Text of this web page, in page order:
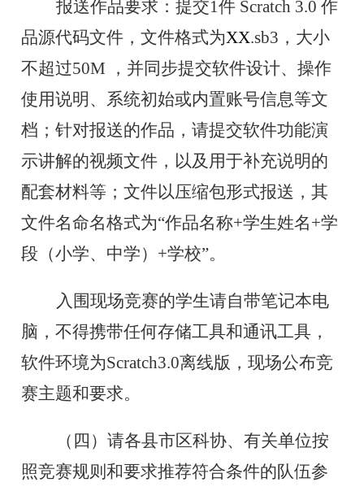
报送作品要求： 提交1件Scratch 3.0 作
品源代码文件 ，文件格式为XX.sb3 ， 大小
不超过50M ，并同步提交软件设计、操作
使用说明、系统初始或内置账号信息等文
档；针对报送的作品，请提交软件功能演
示讲解的视频文件，以及用于补充说明的
配套材料等；文件以压缩包形式报送，其
文件名命名格式为“作品名称+学生姓名+学
段（小学、中学）+学校”。
入围现场竞赛的学生请自带笔记本电
脑，不得携带任何存储工具和通讯工具，
软件环境为Scratch3.0离线版，现场公布竞
赛主题和要求。
（四） 请各县市区科协、有关单位按
照竞赛规则和要求推荐符合条件的队伍参